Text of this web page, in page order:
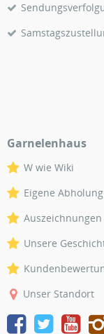
Garnelenhaus
W wie Wiki
Eigene Abholung
Auszeichnungen
Unsere
Unser Standort